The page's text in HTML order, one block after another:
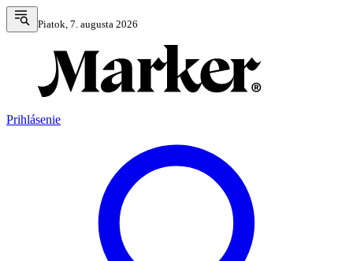
Piatok, 7. augusta 2026
Prihlásenie